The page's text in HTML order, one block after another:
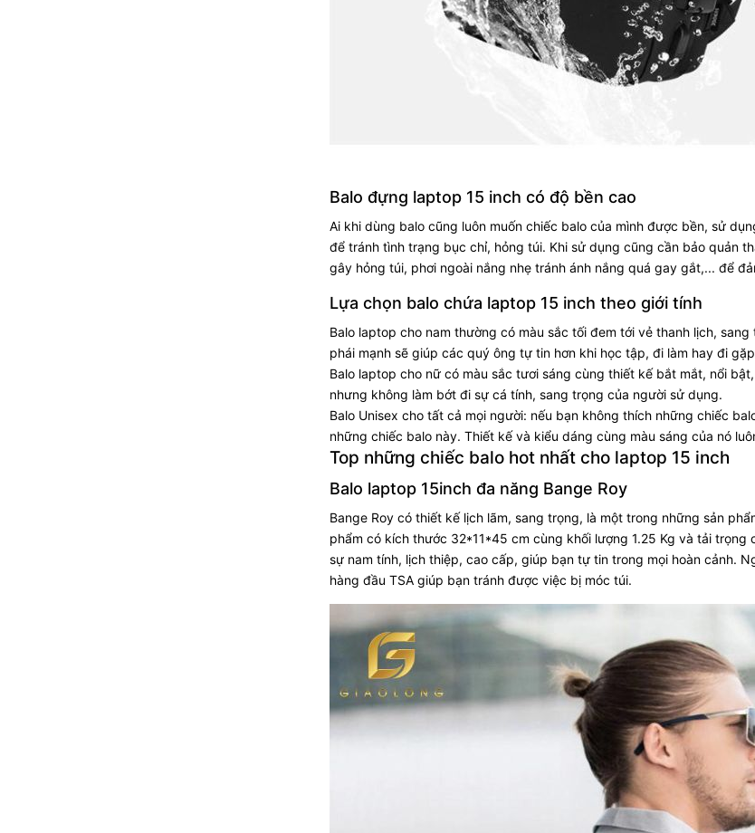
Balo đựng laptop 15 inch có độ bền cao
Ai khi dùng balo cũng luôn muốn chiếc balo của mình được bền, sử
để tránh tình trạng bục chỉ, hỏng túi. Khi sử dụng cũng cần bảo quản
gây hỏng túi, phơi ngoài nắng nhẹ tránh ánh nắng quá gay gắt,... để
Lựa chọn balo chứa laptop 15 inch theo giới tính
Balo laptop cho nam thường có màu sắc tối đem tới vẻ thanh lịch,
phái mạnh sẽ giúp các quý ông tự tin hơn khi học tập, đi làm hay đi
Balo laptop cho nữ có màu sắc tươi sáng cùng thiết kế bắt mắt, nổi
nhưng không làm bớt đi sự cá tính, sang trọng của người sử dụng.
Balo Unisex cho tất cả mọi người: nếu bạn không thích những chiếc
những chiếc balo này. Thiết kế và kiểu dáng cùng màu sáng của nó
Top những chiếc balo hot nhất cho laptop 15 inch
Balo laptop 15inch đa năng Bange Roy
Bange Roy có thiết kế lịch lãm, sang trọng, là một trong những sản
phẩm có kích thước 32*11*45 cm cùng khối lượng 1.25 Kg và tải
sự nam tính, lịch thiệp, cao cấp, giúp bạn tự tin trong mọi hoàn cảnh.
hàng đầu TSA giúp bạn tránh được việc bị móc túi.